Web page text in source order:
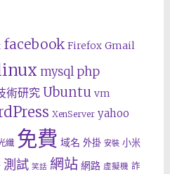
facebook Firefox Gmail
mysql php
術研究 Ubuntu vm
XenServer yahoo
纖 免費 域名 外掛 安裝 小米
測試 笑話 網站 網路 虛擬機 詐